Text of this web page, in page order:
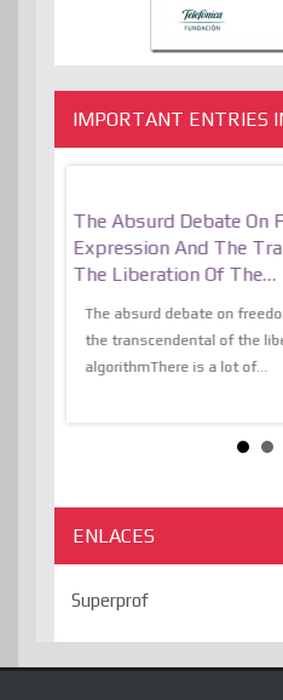
IMPORTANT ENTRIES
The Absurd Debate On
Expression And The
The Liberation Of The…
The absurd debate on
the transcendental of the
algorithmThere is a lot of...
ENLACES
Superprof